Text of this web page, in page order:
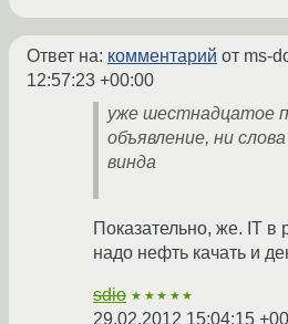
Ответ на: комментарий от ms-
12:57:23 +00:00
уже шестнадцатое
объявление, ни
винда
Показательно, же. IT в
надо нефть качать и
sdio ★★★★★
29.02.2012 15:04:15